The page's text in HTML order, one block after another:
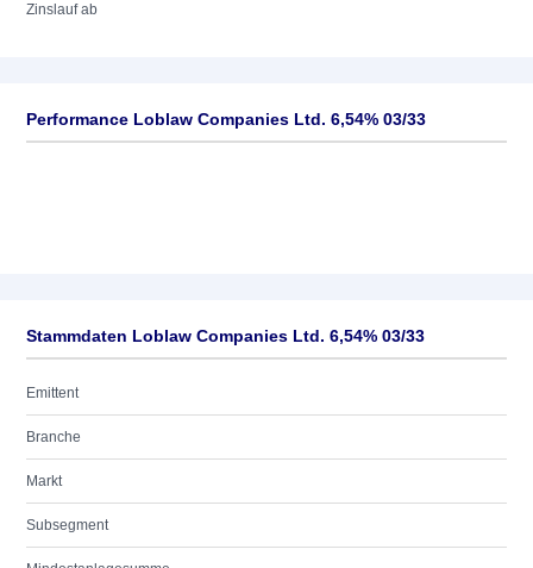
Zinslauf ab
Performance Loblaw Companies Ltd. 6,54% 03/33
Stammdaten Loblaw Companies Ltd. 6,54% 03/33
Emittent
Branche
Markt
Subsegment